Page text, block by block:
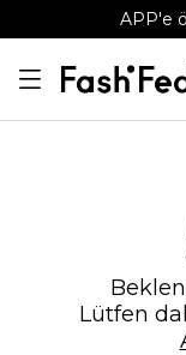
APP'e
Lütfen